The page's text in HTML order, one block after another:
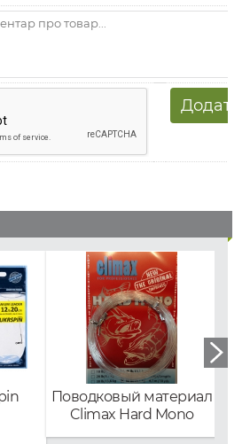
Поводковый материал
Climax Hard Mono